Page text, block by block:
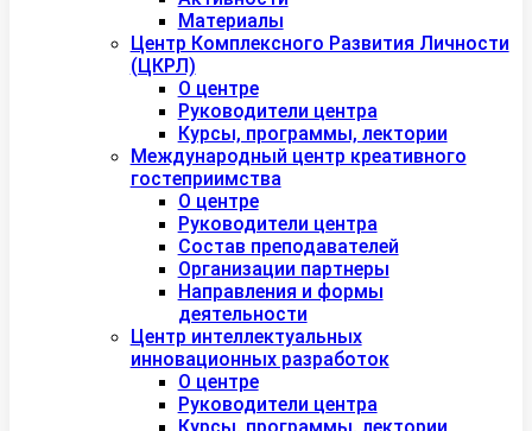
Материалы
Центр Комплексного Развития Личности
(ЦКРЛ)
О центре
Руководители центра
Курсы, программы, лектории
Международный центр креативного
гостеприимства
О центре
Руководители центра
Состав преподавателей
Организации партнеры
Направления и формы
деятельности
Центр интеллектуальных
инновационных разработок
О центре
Руководители центра